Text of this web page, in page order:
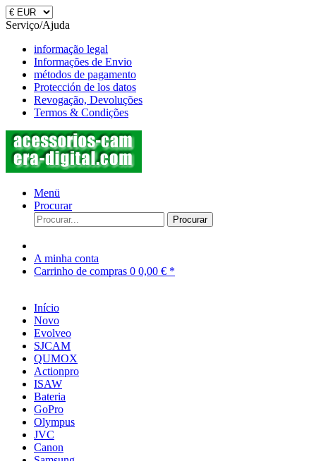
Serviço/Ajuda
informação legal
Informações de Envio
métodos de pagamento
Protección de los datos
Revogação, Devoluções
Termos & Condições
Menü
Procurar
Procurar
A minha conta
Carrinho de compras 0 0,00 € *
Início
Novo
Evolveo
SJCAM
QUMOX
Actionpro
ISAW
Bateria
GoPro
Olympus
JVC
Canon